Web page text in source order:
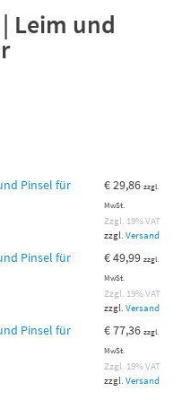
| Leim und
Pinsel für
€29,86 zzgl.
MwSt.
Zzgl. 19% VAT
zzgl.Versand
Pinsel für
€49,99 zzgl.
MwSt.
Zzgl. 19% VAT
zzgl.Versand
Pinsel für
€77,36 zzgl.
MwSt.
Zzgl. 19% VAT
zzgl.Versand